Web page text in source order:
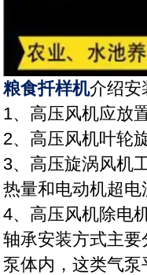
粮食扦样机介绍安
1、高压风机应放
2、高压风机叶轮
3、高压旋涡风机
热量和电动机超
4、高压风机除电
轴承安装方式主
泵体内，这类气